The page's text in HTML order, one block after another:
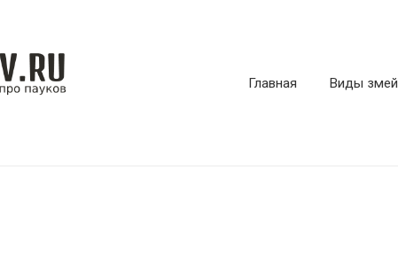
Главная Виды змей